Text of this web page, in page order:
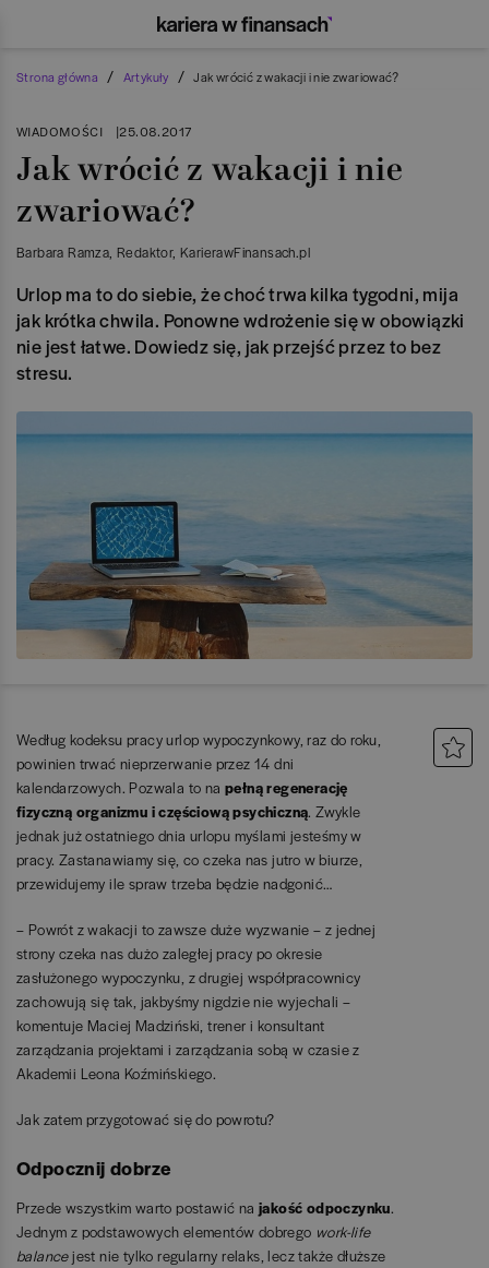
Strona główna / Artykuły / Jak wrócić z wakacji i nie zwariować?
WIADOMOŚCI |25.08.2017
Jak wrócić z wakacji i nie
zwariować?
Barbara Ramza, Redaktor, KarierawFinansach.pl
Urlop ma to do siebie, że choć trwa kilka tygodni, mija
jak krótka chwila. Ponowne wdrożenie się w obowiązki
nie jest łatwe. Dowiedz się, jak przejść przez to bez
stresu.
Według kodeksu pracy urlop wypoczynkowy, raz do roku,
powinien trwać nieprzerwanie przez 14 dni
kalendarzowych. Pozwala to na pełną regenerację
fizyczną organizmu i częściową psychiczną. Zwykle
jednak już ostatniego dnia urlopu myślami jesteśmy w
pracy. Zastanawiamy się, co czeka nas jutro w biurze,
przewidujemy ile spraw trzeba będzie nadgonić…
– Powrót z wakacji to zawsze duże wyzwanie – z jednej
strony czeka nas dużo zaległej pracy po okresie
zasłużonego wypoczynku, z drugiej współpracownicy
zachowują się tak, jakbyśmy nigdzie nie wyjechali –
komentuje Maciej Madziński, trener i konsultant
zarządzania projektami i zarządzania sobą w czasie z
Akademii Leona Koźmińskiego.
Jak zatem przygotować się do powrotu?
Odpocznij dobrze
Przede wszystkim warto postawić na jakość odpoczynku.
Jednym z podstawowych elementów dobrego work-life
balancejest nie tylko regularny relaks, lecz także dłuższe